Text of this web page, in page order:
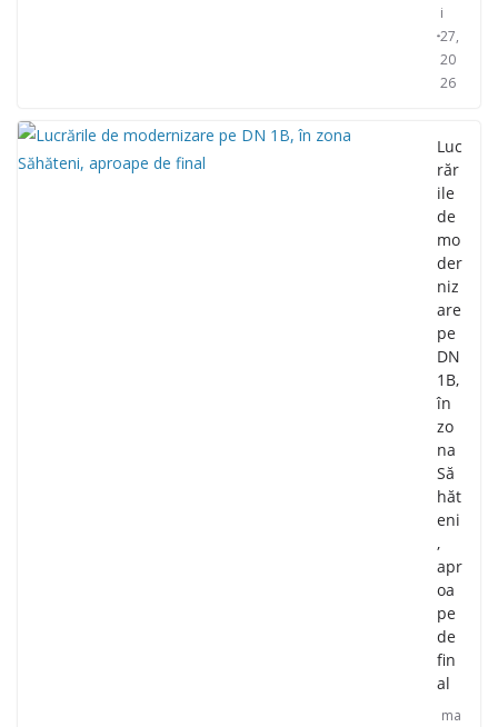
i
27,
20
26
Luc
răr
ile
de
mo
der
niz
are
pe
DN
1B,
în
zo
na
Să
hăt
eni
,
apr
oa
pe
de
fin
al
ma